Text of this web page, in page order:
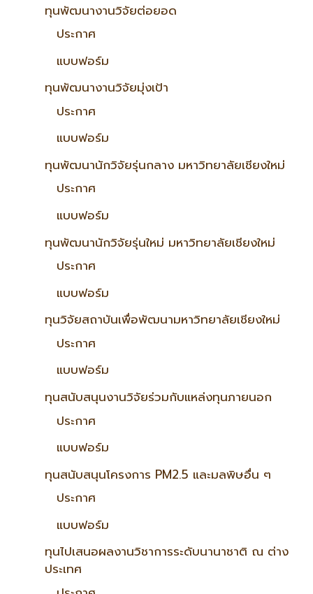
ทุนพัฒนางานวิจัยต่อยอด
ประกาศ
แบบฟอร์ม
ทุนพัฒนางานวิจัยมุ่งเป้า
ประกาศ
แบบฟอร์ม
ทุนพัฒนานักวิจัยรุ่นกลาง มหาวิทยาลัยเชียงใหม่
ประกาศ
แบบฟอร์ม
ทุนพัฒนานักวิจัยรุ่นใหม่ มหาวิทยาลัยเชียงใหม่
ประกาศ
แบบฟอร์ม
ทุนวิจัยสถาบันเพื่อพัฒนามหาวิทยาลัยเชียงใหม่
ประกาศ
แบบฟอร์ม
ทุนสนับสนุนงานวิจัยร่วมกับแหล่งทุนภายนอก
ประกาศ
แบบฟอร์ม
ทุนสนับสนุนโครงการ PM2.5 และมลพิษอื่น ๆ
ประกาศ
แบบฟอร์ม
ทุนไปเสนอผลงานวิชาการระดับนานาชาติ ณ ต่าง
ประเทศ